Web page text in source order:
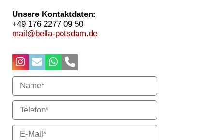
Unsere Kontaktdaten:
+49 176 2277 09 50
mail@bella-potsdam.de